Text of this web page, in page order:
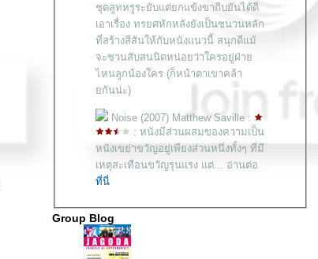
ชุดสูทหรูระยับแต่ยกแข้งขาถีบยันได้ดี
เอาเรื่อง ทรยศหักหลังยังเป็นชนวนหลัก
ที่สร้างสีสันให้กับหนังแนวนี้ สนุกดีแม้
จะชวนสับสนนิดหน่อยว่าใครอยู่ฝ่า
ไหนลูกน้องใคร (ก็หน้าตาเขาคล้า
กันน่ะ)
Noise (2007) Matthew Saville :
: หนังมีส่วนผสมของความเป็น
หนังเขย่าขวัญอยู่เพียงส่วนหนึ่งทั้งๆ ที่มี
เหตุสะเทือนขวัญรุนแรง แต่... อ่านต่อ
ที่นี่
Group Blog